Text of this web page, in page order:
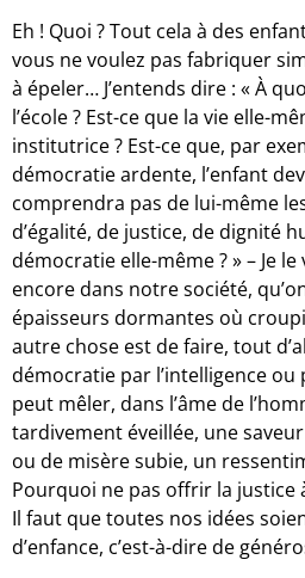
Eh ! Quoi ? Tout cela à des
vous ne voulez pas fabriquer
à épeler… J’entends dire : « À
l’école ? Est-ce que la vie elle-
institutrice ? Est-ce que, par
démocratie ardente, l’enfant
comprendra pas de lui-même
d’égalité, de justice, de dignité
démocratie elle-même ? » – Je
encore dans notre société,
épaisseurs dormantes où
autre chose est de faire, tout
démocratie par l’intelligence ou
peut mêler, dans l’âme de
tardivement éveillée, une
ou de misère subie, un
Pourquoi ne pas offrir la
Il faut que toutes nos idées
d’enfance, c’est-à-dire de